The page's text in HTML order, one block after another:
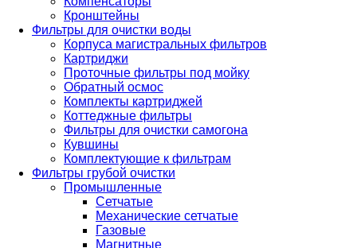
Кронштейны
Фильтры для очистки воды
Корпуса магистральных фильтров
Картриджи
Проточные фильтры под мойку
Обратный осмос
Комплекты картриджей
Коттеджные фильтры
Фильтры для очистки самогона
Кувшины
Комплектующие к фильтрам
Фильтры грубой очистки
Промышленные
Сетчатые
Механические сетчатые
Газовые
Магнитные